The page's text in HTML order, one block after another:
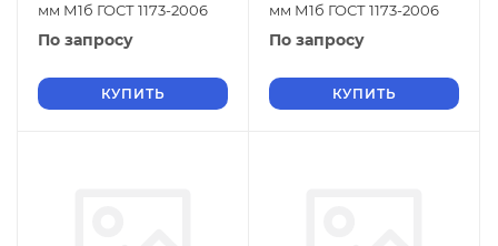
мм М1б ГОСТ 1173-2006
По запросу
КУПИТЬ
мм М1б ГОСТ 1173-2006
По запросу
КУПИТЬ